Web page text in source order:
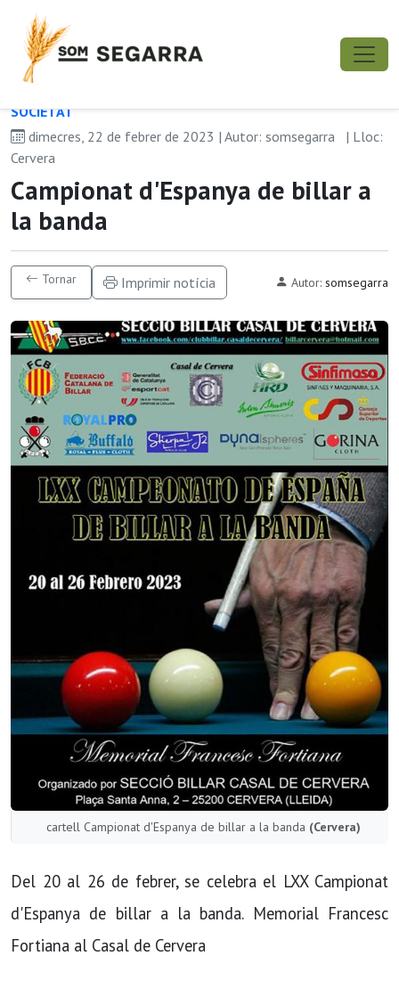
SOCIETAT
dimecres, 22 de febrer de 2023 | Autor: somsegarra
| Lloc:
Cervera
Campionat d'Espanya de billar a
la banda
Tornar Imprimir notícia Autor: somsegarra
cartell Campionat d'Espanya de billar a la banda (Cervera)
Del 20 al 26 de febrer, se celebra el LXX Campionat
d'Espanya de billar a la banda. Memorial Francesc
Fortiana al Casal de Cervera